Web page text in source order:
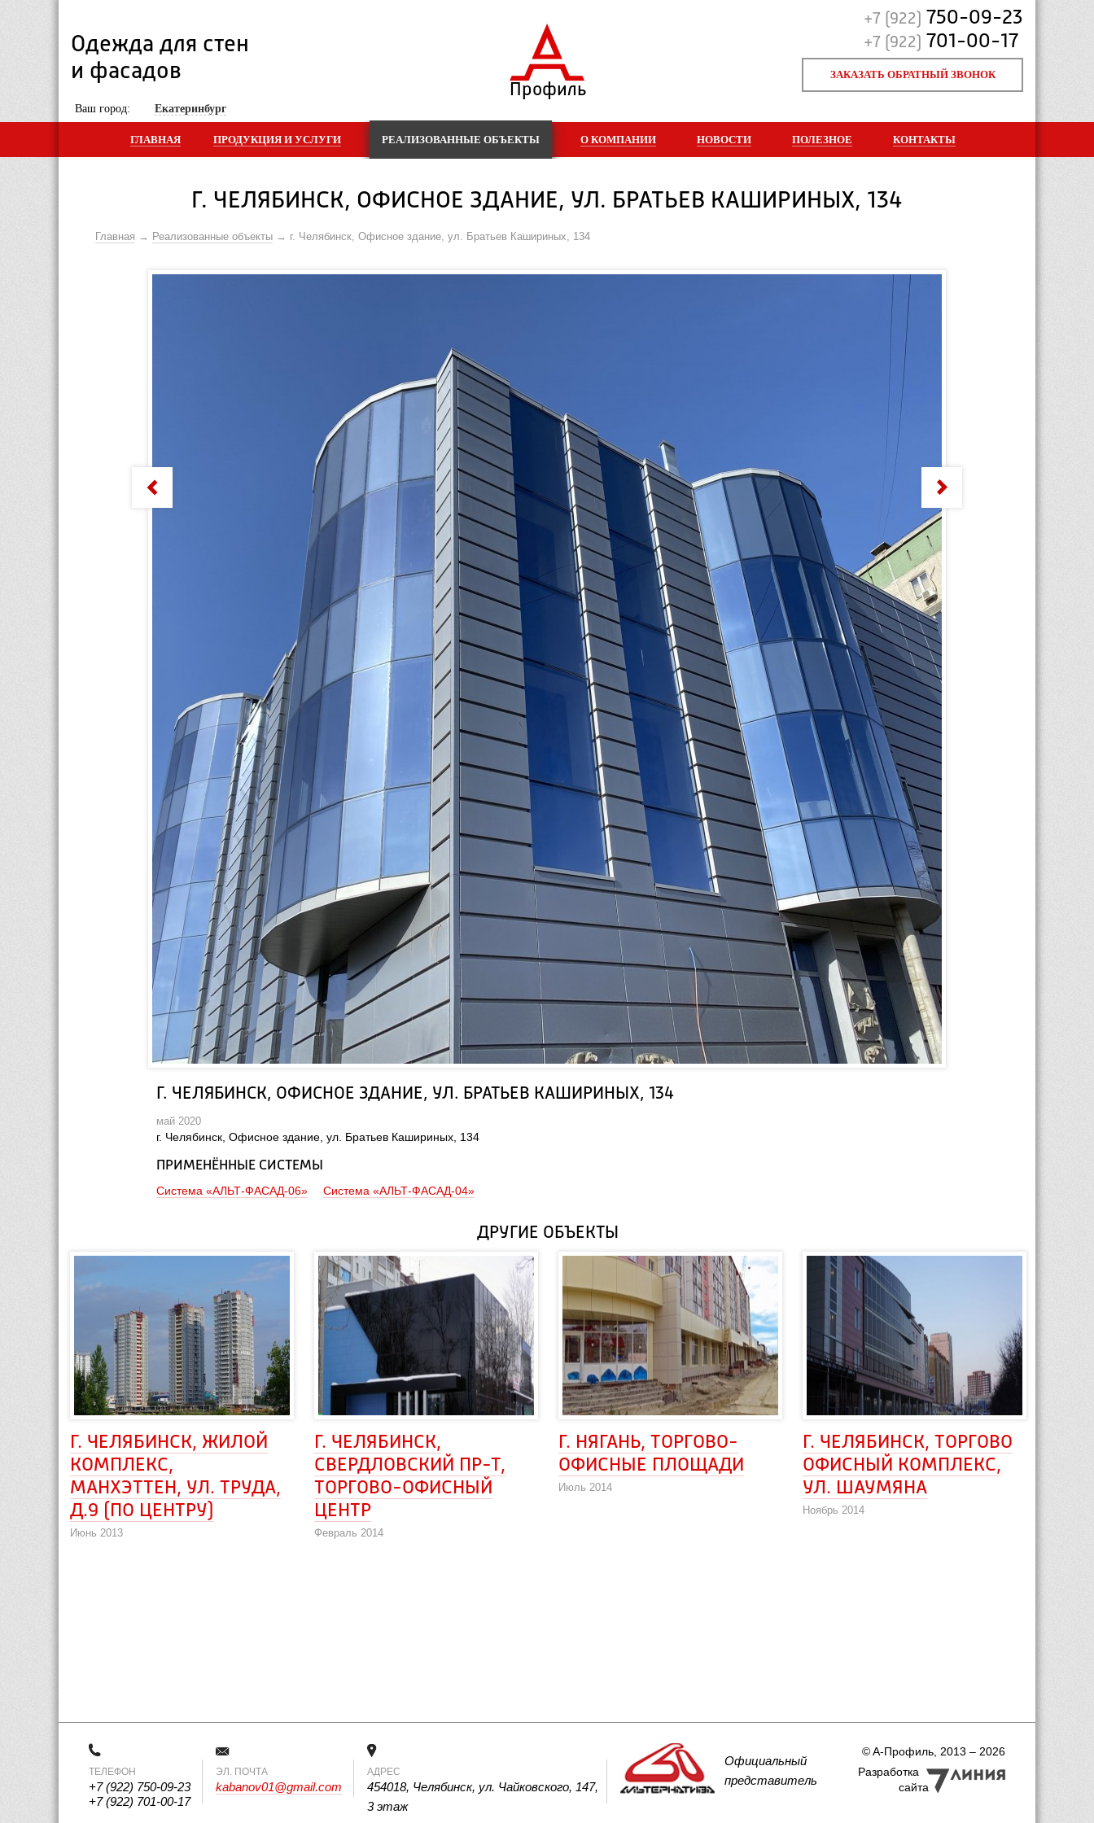
Одежда для стен
и фасадов
Профиль
+7 (922) 750-09-23
+7 (922) 701-00-17
ЗАКАЗАТЬ ОБРАТНЫЙ ЗВОНОК
Ваш город: Екатеринбург
ГЛАВНАЯ ПРОДУКЦИЯ И УСЛУГИ РЕАЛИЗОВАННЫЕ ОБЪЕКТЫ О КОМПАНИИ НОВОСТИ ПОЛЕЗНОЕ КОНТАКТЫ
Г. ЧЕЛЯБИНСК, ОФИСНОЕ ЗДАНИЕ, УЛ. БРАТЬЕВ КАШИРИНЫХ, 134
Главная Реализованные объекты г. Челябинск, Офисное здание, ул. Братьев Кашириных, 134
Г. ЧЕЛЯБИНСК, ОФИСНОЕ ЗДАНИЕ, УЛ. БРАТЬЕВ КАШИРИНЫХ, 134
май 2020
г. Челябинск, Офисное здание, ул. Братьев Кашириных, 134
ПРИМЕНЁННЫЕ СИСТЕМЫ
Система «АЛЬТ-ФАСАД-06» Система «АЛЬТ-ФАСАД-04»
ДРУГИЕ ОБЪЕКТЫ
Г. ЧЕЛЯБИНСК, ЖИЛОЙ
КОМПЛЕКС,
МАНХЭТТЕН, УЛ. ТРУДА,
Д.9 (ПО ЦЕНТРУ)
Июнь 2013
Г. ЧЕЛЯБИНСК,
СВЕРДЛОВСКИЙ ПР-Т,
ТОРГОВО-ОФИСНЫЙ
ЦЕНТР
Февраль 2014
Г. НЯГАНЬ, ТОРГОВО-
ОФИСНЫЕ ПЛОЩАДИ
Июль 2014
Г. ЧЕЛЯБИНСК, ТОРГОВО
ОФИСНЫЙ КОМПЛЕКС,
УЛ. ШАУМЯНА
Ноябрь 2014
ТЕЛЕФОН
+7 (922) 750-09-23
+7 (922) 701-00-17
ЭЛ. ПОЧТА
kabanov01@gmail.com
АДРЕС
454018, Челябинск, ул. Чайковского, 147,
3 этаж
Официальный
представитель
© A-Профиль, 2013 – 2026
Разработка
сайта